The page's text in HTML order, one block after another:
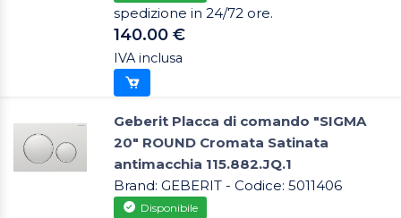
spedizione in 24/72 ore.
140.00 €
IVA inclusa
Geberit Placca di comando "SIGMA
20" ROUND Cromata Satinata
antimacchia 115.882.JQ.1
Brand: GEBERIT - Codice: 5011406
Disponibile